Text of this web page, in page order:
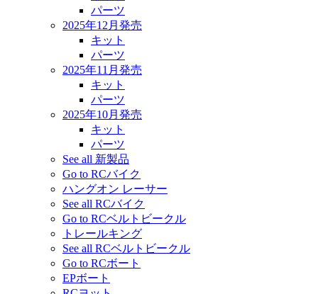
パーツ
2025年12月発売
キット
パーツ
2025年11月発売
キット
パーツ
2025年10月発売
キット
パーツ
See all 新製品
Go to RCバイク
ハングオン レーサー
See all RCバイク
Go to RCベルトビークル
トレールキング
See all RCベルトビークル
Go to RCボート
EPボート